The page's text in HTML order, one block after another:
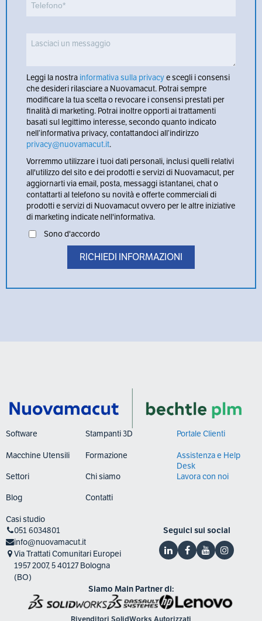
Leggi la nostra informativa sulla privacye scegli i consensi
che desideri rilasciare a Nuovamacut. Potrai sempre
modificare la tua scelta o revocare i consensi prestati per
finalità di marketing. Potrai inoltre opporti ai trattamenti
basati sul legittimo interesse, secondo quanto indicato
nell’informativa privacy, contattandoci all’indirizzo
privacy@nuovamacut.it.
Vorremmo utilizzare i tuoi dati personali, inclusi quelli relativi
all'utilizzo del sito e dei prodotti e servizi di Nuovamacut, per
aggiornarti via email, posta, messaggi istantanei, chat o
contattarti al telefono su novità e offerte commerciali di
prodotti e servizi di Nuovamacut ovvero per le altre iniziative
di marketing indicate nell'informativa.
Sono d'accordo
Siamo Main Partner di:
051 6034801
info@nuovamacut.it
Via Trattati Comunitari Europei
1957 2007, 5 40127 Bologna
(BO)
Seguici sui social
Software Stampanti 3D
Macchine Utensili Formazione
Settori Chi siamo
Blog Contatti
Casi studio
Portale Clienti
Assistenza e Help
Desk
Lavora con noi